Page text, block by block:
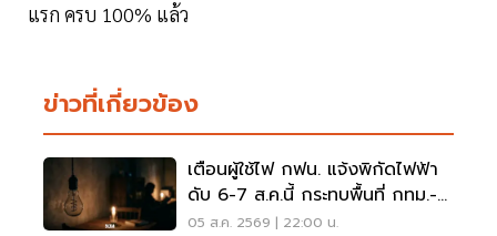
แรก ครบ 100% แล้ว
ข่าวที่เกี่ยวข้อง
เตือนผู้ใช้ไฟ กฟน. แจ้งพิกัดไฟฟ้า
ดับ 6-7 ส.ค.นี้ กระทบพื้นที่ กทม.-
นนทบุรี-สมุทรปราการ
05 ส.ค. 2569 | 22:00 น.